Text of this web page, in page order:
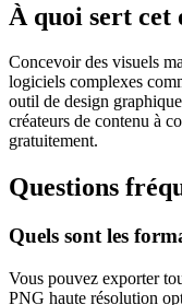
À quoi sert cet
Concevoir des visuels
logiciels complexes
outil de design
créateurs de contenu à
gratuitement.
Questions
Quels sont les
Vous pouvez exporter
PNG haute résolution